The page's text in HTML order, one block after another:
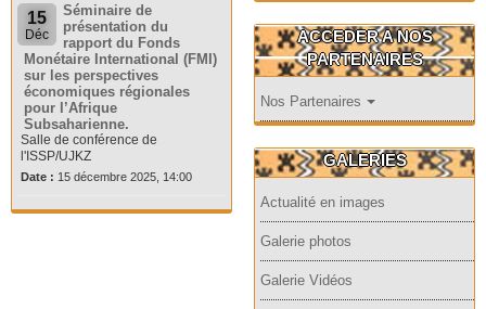
15
Déc
Séminaire de
présentation du
rapport du Fonds
Monétaire International (FMI)
sur les perspectives
économiques régionales
pour l’Afrique
Subsaharienne.
Salle de conférence de
l'ISSP/UJKZ
Date : 15 décembre 2025, 14:00
ACCEDER A NOS
PARTENAIRES
Nos Partenaires
GALERIES
Actualité en images
Galerie photos
Galerie Vidéos